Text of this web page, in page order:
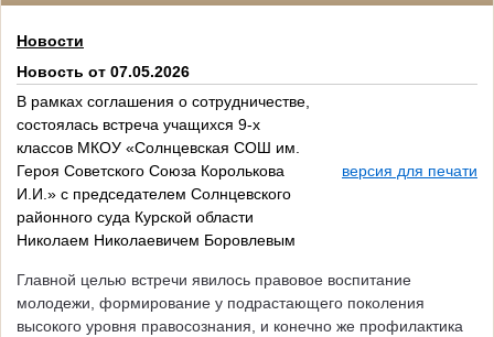
Новости
Новость от 07.05.2026
В рамках соглашения о сотрудничестве,
состоялась встреча учащихся 9-х
классов МКОУ «Солнцевская СОШ им.
Героя Советского Союза Королькова
И.И.» с председателем Солнцевского
районного суда Курской области
Николаем Николаевичем Боровлевым
версия для печати
Главной целью встречи явилось правовое воспитание
молодежи, формирование у подрастающего поколения
высокого уровня правосознания, и конечно же профилактика